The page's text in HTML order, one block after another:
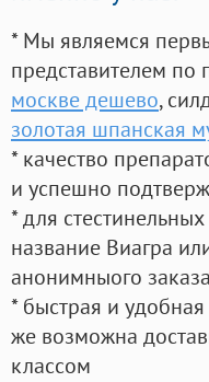
* Мы являемся
представителем
москве дешево,
золотая шпанская
* качество
и успешно
* для
название Виагра
анонимныого
* быстрая и
же возможна
классом